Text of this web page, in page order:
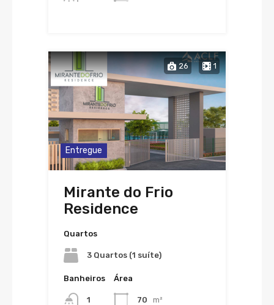
26 1
Entregue
Mirante do Frio
Residence
Quartos
3 Quartos (1 suíte)
Banheiros
1
Área
70 m²